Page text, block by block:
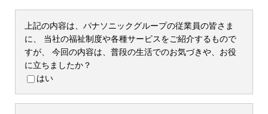
上記の内容は、パナソニックグループの従業員の皆さま
に、
当社の福祉制度や各種サービスをご紹介するもので
すが、
今回の内容は、普段の生活でのお気づきや、お役
に立ちましたか？
はい